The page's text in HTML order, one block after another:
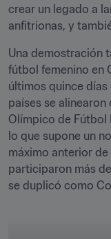
crear un legado a
anfitrionas, y
Una demostración
fútbol femenino en
últimos quince días
países se
Olímpico de Fútbol
lo que supone un
máximo anterior
participaron más